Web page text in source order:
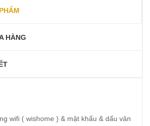
HÀNG
wifi ( wishome ) & mật khẩu & dấu vân